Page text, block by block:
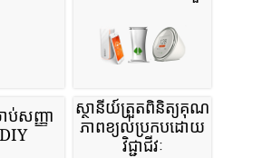
ប់សញ្ញា
ស្ថានីយ៍ត្រួតពិនិត្យគុណ
ភាពខ្យល់ប្រកបដោយ
វិជ្ជាជីវៈ